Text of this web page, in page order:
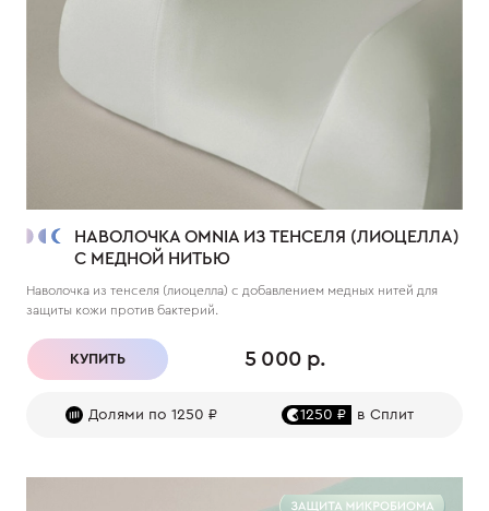
НАВОЛОЧКА OMNIA ИЗ ТЕНСЕЛЯ (ЛИОЦЕЛЛА)
С МЕДНОЙ НИТЬЮ
Наволочка из тенселя (лиоцелла) с добавлением медных нитей для
защиты кожи против бактерий.
КУПИТЬ 5 000 р.
Долями по 1250 ₽ 1250 ₽ в Сплит